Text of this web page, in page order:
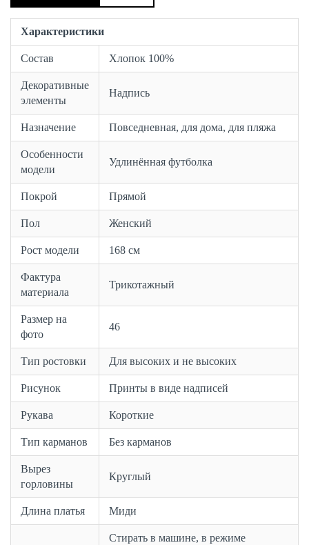
Характеристики
Состав Хлопок 100%
Декоративные
элементы
Надпись
Назначение Повседневная, для дома, для пляжа
Особенности
модели
Удлинённая футболка
Покрой Прямой
Пол Женский
Рост модели 168 см
Фактура
материала
Трикотажный
Размер на
фото
46
Тип ростовки Для высоких и не высоких
Рисунок Принты в виде надписей
Рукава Короткие
Тип карманов Без карманов
Вырез
горловины
Круглый
Длина платья Миди
Стирать в машине, в режиме